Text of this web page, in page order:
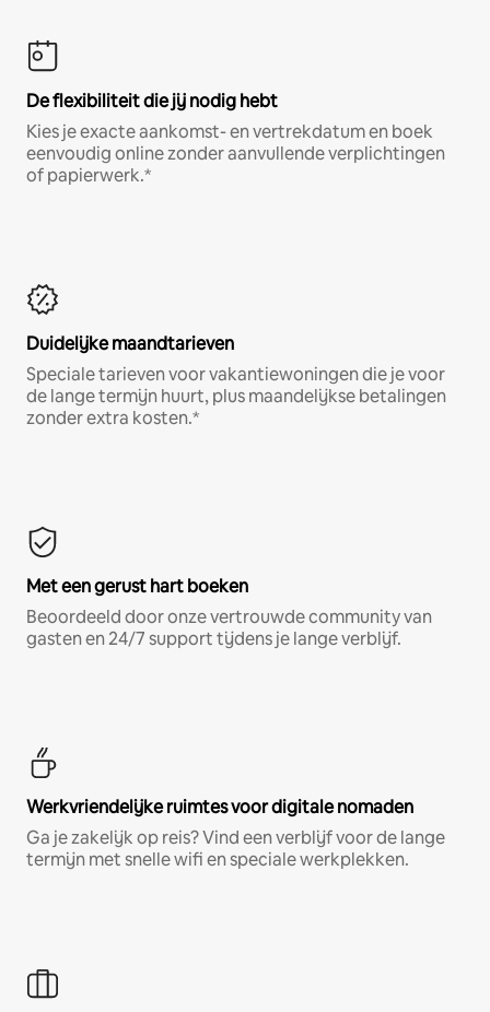
De flexibiliteit die jij nodig hebt
Kies je exacte aankomst- en vertrekdatum en boek
eenvoudig online zonder aanvullende verplichtingen
of papierwerk.*
Duidelijke maandtarieven
Speciale tarieven voor vakantiewoningen die je voor
de lange termijn huurt, plus maandelijkse betalingen
zonder extra kosten.*
Met een gerust hart boeken
Beoordeeld door onze vertrouwde community van
gasten en 24/7 support tijdens je lange verblijf.
Werkvriendelijke ruimtes voor digitale nomaden
Ga je zakelijk op reis? Vind een verblijf voor de lange
termijn met snelle wifi en speciale werkplekken.